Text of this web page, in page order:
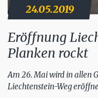
24.05.2019
Eröffnung
Planken rockt
Am 26. Mai wird in allen
Liechtenstein-Weg